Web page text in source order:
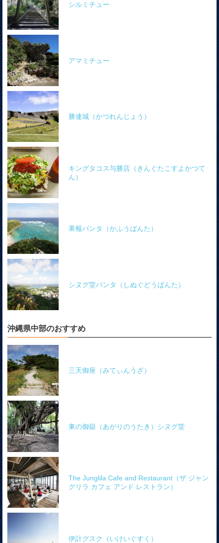
シルミチュー
アマミチュー
勝連城（かつれんじょう）
キングタコス与勝店（きんぐたこすよかつて
ん）
果報バンタ（かふうばんた）
シヌグ堂バンタ（しぬぐどうばんた）
沖縄県中部のおすすめ
三天御座（みてぃんうざ）
東の御嶽（あがりのうたき）シヌグ堂
The Junglila Cafe and Restaurant（ザ ジャン
グリラ カフェ アンド レストラン）
伊計グスク（いけいぐすく）